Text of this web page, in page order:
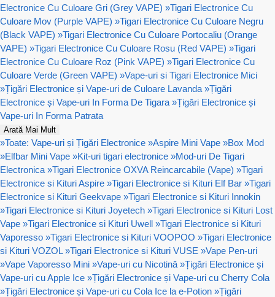
Electronice Cu Culoare Gri (Grey VAPE) »Tigari Electronice Cu
Culoare Mov (Purple VAPE) »Tigari Electronice Cu Culoare Negru
(Black VAPE) »Tigari Electronice Cu Culoare Portocaliu (Orange
VAPE) »Tigari Electronice Cu Culoare Rosu (Red VAPE) »Tigari
Electronice Cu Culoare Roz (Pink VAPE) »Tigari Electronice Cu
Culoare Verde (Green VAPE) »Vape-uri si Tigari Electronice Mici
»Țigări Electronice și Vape-uri de Culoare Lavanda »Țigări
Electronice și Vape-uri In Forma De Tigara »Țigări Electronice și
Vape-uri In Forma Patrata
Arată Mai Mult
»Toate: Vape-uri și Țigări Electronice »Aspire Mini Vape »Box Mod
»Elfbar Mini Vape »Kit-uri tigari electronice »Mod-uri De Tigari
Electronica »Tigari Electronice OXVA Reincarcabile (Vape) »Tigari
Electronice si Kituri Aspire »Tigari Electronice si Kituri Elf Bar »Tigari
Electronice si Kituri Geekvape »Tigari Electronice si Kituri Innokin
»Tigari Electronice si Kituri Joyetech »Tigari Electronice si Kituri Lost
Vape »Tigari Electronice si Kituri Uwell »Tigari Electronice si Kituri
Vaporesso »Tigari Electronice si Kituri VOOPOO »Tigari Electronice
si Kituri VOZOL »Tigari Electronice si Kituri VUSE »Vape Pen-uri
»Vape Vaporesso Mini »Vape-uri cu Nicotină »Țigări Electronice și
Vape-uri cu Apple Ice »Țigări Electronice și Vape-uri cu Cherry Cola
»Țigări Electronice și Vape-uri cu Cola Ice la e-Potion »Țigări